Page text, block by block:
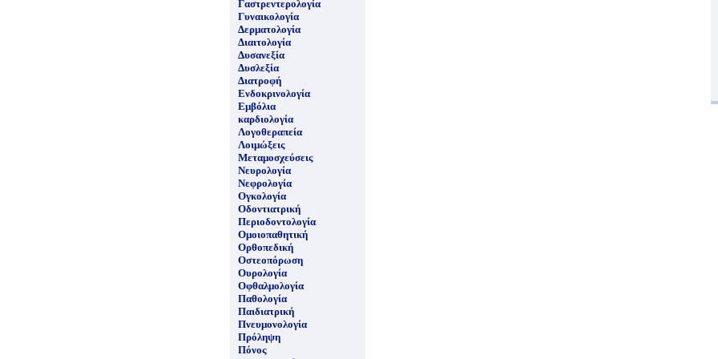
Γαστρεντερολογία
Γυναικολογία
Δερματολογία
Διαιτολογία
Δυσανεξία
Δυσλεξία
Διατροφή
Ενδοκρινολογία
Εμβόλια
καρδιολογία
Λογοθεραπεία
Λοιμώξεις
Μεταμοσχεύσεις
Νευρολογία
Νεφρολογία
Ογκολογία
Οδοντιατρική
Περιοδοντολογία
Ομοιοπαθητική
Ορθοπεδική
Οστεοπόρωση
Ουρολογία
Οφθαλμολογία
Παθολογία
Παιδιατρική
Πνευμονολογία
Πρόληψη
Πόνος